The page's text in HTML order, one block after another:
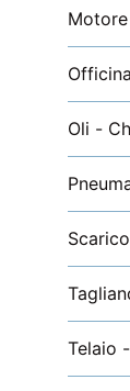
Motore
Officina
Oli -
Scarico
Telaio